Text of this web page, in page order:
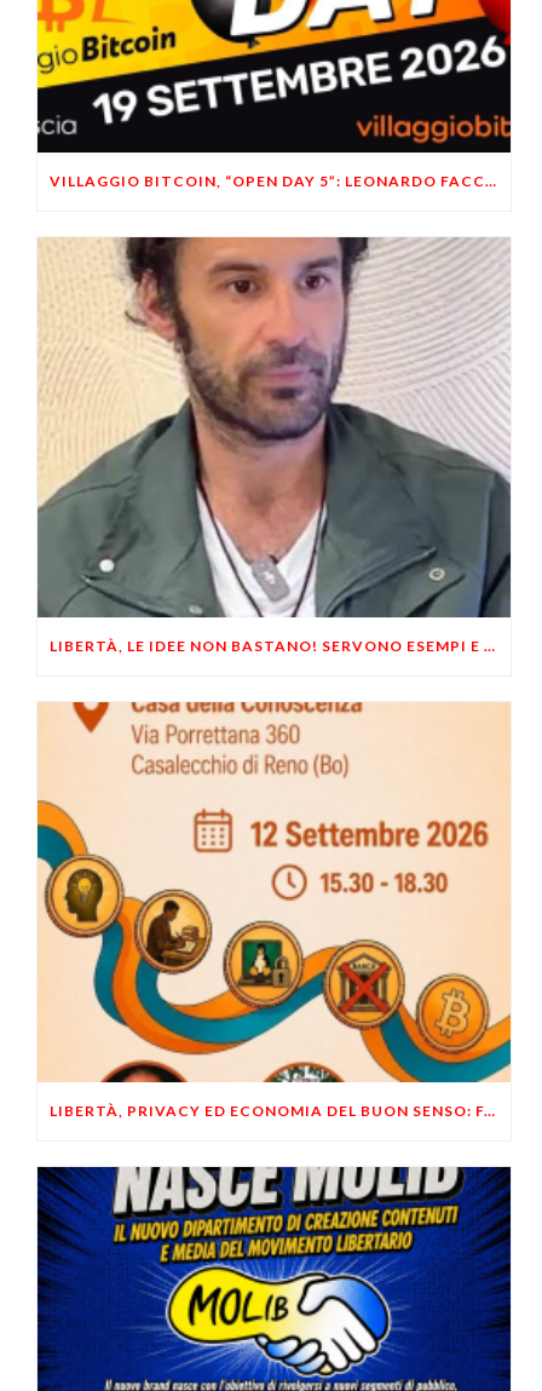
VILLAGGIO BITCOIN, “OPEN DAY 5”: LEONARDO FACCO OSPITE A BRESCIA
LIBERTÀ, LE IDEE NON BASTANO! SERVONO ESEMPI E UN PO’ DI COERENZA
LIBERTÀ, PRIVACY ED ECONOMIA DEL BUON SENSO: FACCO E MUSUMECI A CASALECCHIO DI RENO (BO)